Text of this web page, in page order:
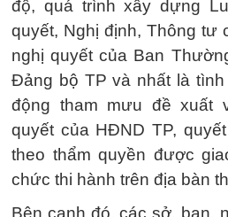
độ, quá trình xây dựng
quyết, Nghị định, Thông tư
nghị quyết của Ban
Đảng bộ TP và nhất là
động tham mưu đề xuất
quyết của HĐND TP,
theo thẩm quyền được
chức thi hành trên địa bàn
Bên cạnh đó, các sở, ban,